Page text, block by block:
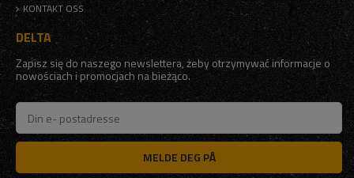
KONTAKT OSS
DELTA
Zapisz się do naszego newslettera, żeby otrzymywać informacje o
nowościach i promocjach na bieżąco.
MELDE DEG PÅ